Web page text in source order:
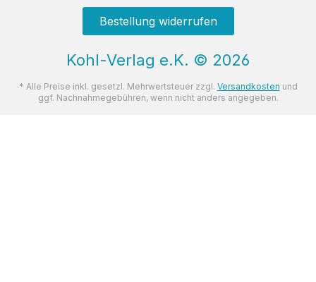
Bestellung widerrufen
Kohl-Verlag e.K. © 2026
* Alle Preise inkl. gesetzl. Mehrwertsteuer zzgl. Versandkosten und
ggf. Nachnahmegebühren, wenn nicht anders angegeben.